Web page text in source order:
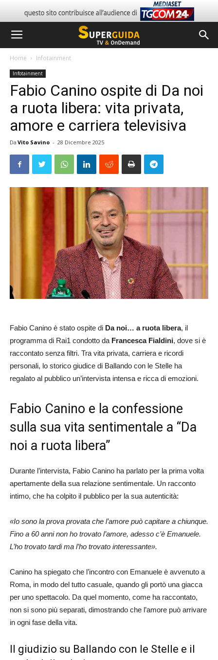
Home Infotainment
Infotainment
Fabio Canino ospite di Da noi
a ruota libera: vita privata,
amore e carriera televisiva
Da Vito Savino - 28 Dicembre 2025
Fabio Canino è stato ospite di Da noi… a ruota libera, il
programma di Rai1 condotto da Francesca Fialdini, dove si è
raccontato senza filtri. Tra vita privata, carriera e ricordi
personali, lo storico giudice di Ballando con le Stelle ha
regalato al pubblico un’intervista intensa e ricca di emozioni.
Fabio Canino e la confessione
sulla sua vita sentimentale a “Da
noi a ruota libera”
Durante l’intervista, Fabio Canino ha parlato per la prima volta
apertamente della sua relazione sentimentale. Un racconto
intimo, che ha colpito il pubblico per la sua autenticità:
«Io sono la prova provata che l’amore può capitare a chiunque.
Fino a 60 anni non ho trovato l’amore, adesso c’è Emanuele.
L’ho trovato tardi ma l’ho trovato interessante».
Canino ha spiegato che l’incontro con Emanuele è avvenuto a
Roma, in modo del tutto casuale, quando gli portò una giacca
per uno spettacolo. Da quel momento, come ha raccontato,
non si sono più separati, dimostrando che l’amore può arrivare
in ogni fase della vita.
Il giudizio su Ballando con le Stelle e il